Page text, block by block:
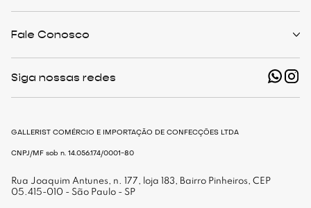
Cashback
The Outlist
Nossas Lojas
Trabalhe Conosco
Fale Conosco
shop@gallerist.com.br
Siga nossas redes
GALLERIST COMÉRCIO E IMPORTAÇÃO DE CONFECÇÕES LTDA
CNPJ/MF sob n. 14.056.174/0001-80
Rua Joaquim Antunes, n. 177, loja 183, Bairro Pinheiros, CEP
05.415-010 - São Paulo - SP